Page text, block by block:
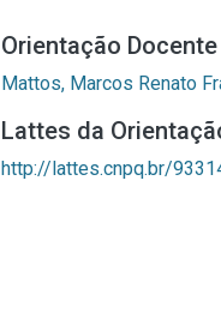
Orientação Docente
Mattos, Marcos Renato
Lattes da
http://lattes.cnpq.br/